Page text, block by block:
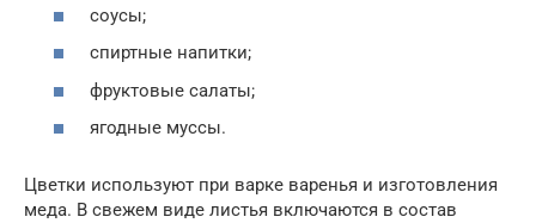
соусы;
спиртные напитки;
фруктовые салаты;
ягодные муссы.
Цветки используют при варке варенья и изготовления
меда. В свежем виде листья включаются в состав